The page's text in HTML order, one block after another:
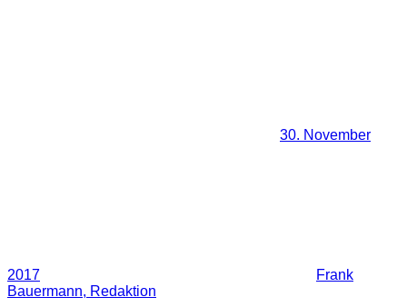
30. November
2017
Frank
Bauermann, Redaktion